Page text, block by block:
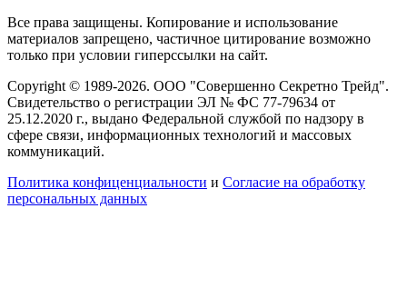
Все права защищены. Копирование и использование
материалов запрещено, частичное цитирование возможно
только при условии гиперссылки на сайт.
Copyright © 1989-2026. ООО "Совершенно Секретно Трейд".
Свидетельство о регистрации ЭЛ № ФС 77-79634 от
25.12.2020 г., выдано Федеральной службой по надзору в
сфере связи, информационных технологий и массовых
коммуникаций.
Политика конфиценциальности и Согласие на обработку
персональных данных